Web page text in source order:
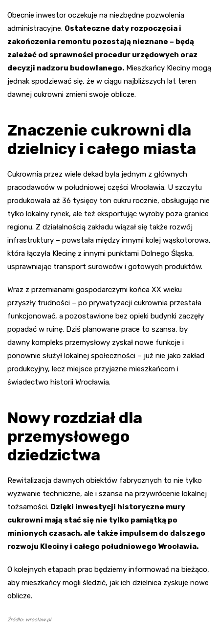
Obecnie inwestor oczekuje na niezbędne pozwolenia
administracyjne. Ostateczne daty rozpoczęcia i
zakończenia remontu pozostają nieznane – będą
zależeć od sprawności procedur urzędowych oraz
decyzji nadzoru budowlanego. Mieszkańcy Kleciny mogą
jednak spodziewać się, że w ciągu najbliższych lat teren
dawnej cukrowni zmieni swoje oblicze.
Znaczenie cukrowni dla
dzielnicy i całego miasta
Cukrownia przez wiele dekad była jednym z głównych
pracodawców w południowej części Wrocławia. U szczytu
produkowała aż 36 tysięcy ton cukru rocznie, obsługując nie
tylko lokalny rynek, ale też eksportując wyroby poza granice
regionu. Z działalnością zakładu wiązał się także rozwój
infrastruktury – powstała między innymi kolej wąskotorowa,
która łączyła Klecinę z innymi punktami Dolnego Śląska,
usprawniając transport surowców i gotowych produktów.
Wraz z przemianami gospodarczymi końca XX wieku
przyszły trudności – po prywatyzacji cukrownia przestała
funkcjonować, a pozostawione bez opieki budynki zaczęły
popadać w ruinę. Dziś planowane prace to szansa, by
dawny kompleks przemysłowy zyskał nowe funkcje i
ponownie służył lokalnej społeczności – już nie jako zakład
produkcyjny, lecz miejsce przyjazne mieszkańcom i
świadectwo historii Wrocławia.
Nowy rozdział dla
przemysłowego
dziedzictwa
Rewitalizacja dawnych obiektów fabrycznych to nie tylko
wyzwanie techniczne, ale i szansa na przywrócenie lokalnej
tożsamości. Dzięki inwestycji historyczne mury
cukrowni mają stać się nie tylko pamiątką po
minionych czasach, ale także impulsem do dalszego
rozwoju Kleciny i całego południowego Wrocławia.
O kolejnych etapach prac będziemy informować na bieżąco,
aby mieszkańcy mogli śledzić, jak ich dzielnica zyskuje nowe
oblicze.
Źródło: wroclaw.pl